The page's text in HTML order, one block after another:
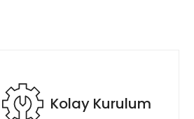
Kolay Kurulum